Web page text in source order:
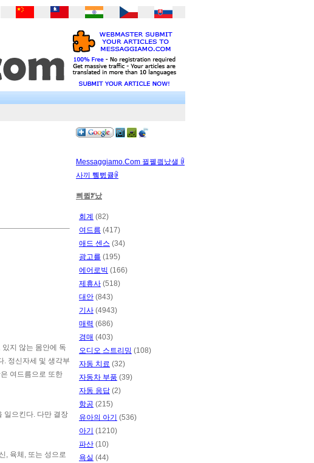
지 않는 몸안에 독
. 정신자세 및 생각부
여드름으로 또한
일으킨다. 다만 결장
, 육체, 또는 성으로
Messaggiamo.Com 뀔뀉킠났샐 ꀰ
사끼 쀜삜큘ꀰ
쁴큌ꃠ났
회계 (82)
여드름 (417)
애드 센스 (34)
광고를 (195)
에어로빅 (166)
제휴사 (518)
대안 (843)
기사 (4943)
매력 (686)
경매 (403)
오디오 스트리밍 (108)
자동 치료 (32)
자동차 부품 (39)
자동 응답 (2)
항공 (215)
유아의 아기 (536)
아기 (1210)
파산 (10)
욕실 (44)